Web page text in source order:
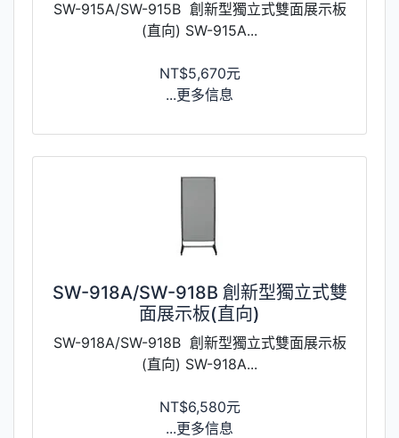
SW-915A/SW-915B 創新型獨立式雙面展示板
(直向) SW-915A...
NT$5,670元
...更多信息
SW-918A/SW-918B 創新型獨立式雙
面展示板(直向)
SW-918A/SW-918B 創新型獨立式雙面展示板
(直向) SW-918A...
NT$6,580元
...更多信息